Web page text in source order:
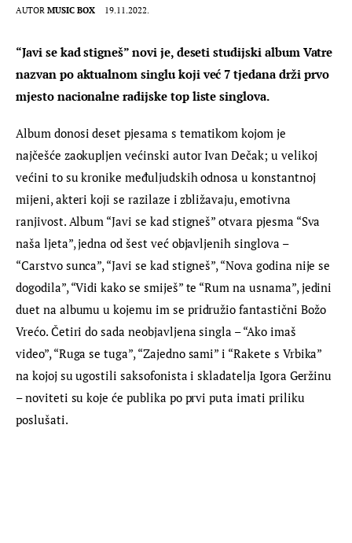
AUTOR MUSIC BOX 19.11.2022.
“Javi se kad stigneš” novi je, deseti studijski album Vatre
nazvan po aktualnom singlu koji već 7 tjedana drži prvo
mjesto nacionalne radijske top liste singlova.
Album donosi deset pjesama s tematikom kojom je
najčešće zaokupljen većinski autor Ivan Dečak; u velikoj
većini to su kronike međuljudskih odnosa u konstantnoj
mijeni, akteri koji se razilaze i zbližavaju, emotivna
ranjivost. Album “Javi se kad stigneš” otvara pjesma “Sva
naša ljeta”, jedna od šest već objavljenih singlova –
“Carstvo sunca”, “Javi se kad stigneš”, “Nova godina nije se
dogodila”, “Vidi kako se smiješ” te “Rum na usnama”, jedini
duet na albumu u kojemu im se pridružio fantastični Božo
Vrećo. Četiri do sada neobjavljena singla – “Ako imaš
video”, “Ruga se tuga”, “Zajedno sami” i “Rakete s Vrbika”
na kojoj su ugostili saksofonista i skladatelja Igora Geržinu
– noviteti su koje će publika po prvi puta imati priliku
poslušati.